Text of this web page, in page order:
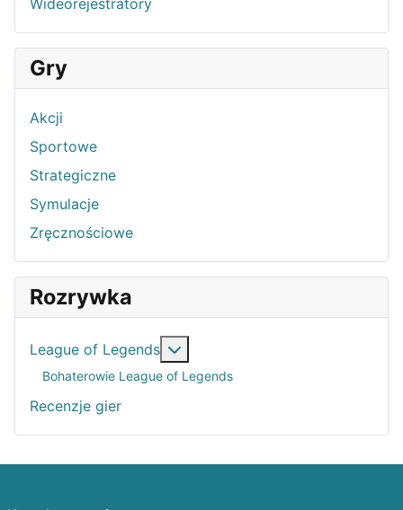
Wideorejestratory
Gry
Akcji
Sportowe
Strategiczne
Symulacje
Zręcznościowe
Rozrywka
League of Legends
Bohaterowie League of Legends
Recenzje gier